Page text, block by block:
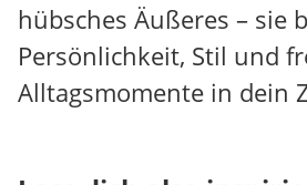
hübsches Äußeres – sie
Persönlichkeit, Stil und
Alltagsmomente in dein